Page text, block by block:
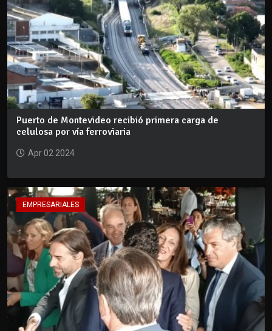
Puerto de Montevideo recibió primera carga de
celulosa por vía ferroviaria
Apr 02 2024
EMPRESARIALES